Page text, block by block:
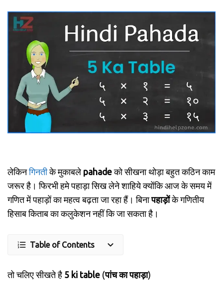
लेकिनगिनतीके मुकाबले pahadeको सीखना थोड़ा बहुत कठिन काम
जरूर है। फिरभी हमे पहाड़ा सिख लेने शाहिये क्योंकि आज के समय में
गणित में पहाड़ों का महत्व बढ़ता जा रहा हैं। बिनापहाड़ोंके गणितीय
हिसाब किताब का कलुकेशन नहीं कि जा सकता है।
Table of Contents
तो चलिए सीखते है 5 ki table (पांच का पहाड़ा)